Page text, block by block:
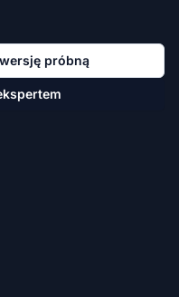
próbną